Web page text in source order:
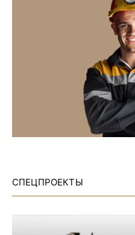
СПЕЦПРОЕКТЫ